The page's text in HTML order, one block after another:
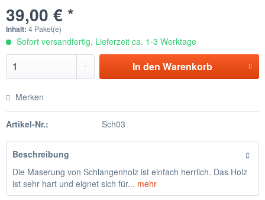
39,00 € *
Inhalt: 4 Paket(e)
Sofort versandfertig, Lieferzeit ca. 1-3 Werktage
In den Warenkorb
Merken
Artikel-Nr.: Sch03
Beschreibung
Die Maserung von Schlangenholz ist einfach herrlich. Das Holz
ist sehr hart und eignet sich für... mehr